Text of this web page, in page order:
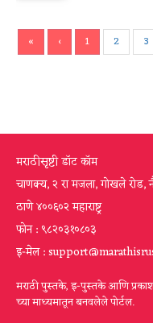
« ‹ 1 2 3
मराठीसृष्टी डॉट कॉम
चाणक्य, २ रा मजला, गोखले रोड,
ठाणे ४००६०२ महाराष्ट्र
फोन : ९८२०३१०८०३
इ-मेल :
मराठी पुस्तके, इ-पुस्तके आणि
च्या माध्यमातून बनवलेले पोर्टल.